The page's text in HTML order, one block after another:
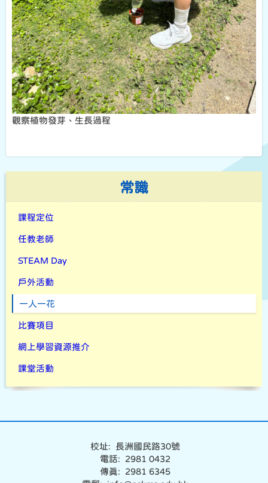
觀察植物發芽、生長過程
常識
課程定位
任教老師
STEAM Day
戶外活動
一人一花
比賽項目
網上學習資源推介
課堂活動
校址: 長洲國民路30號
電話: 2981 0432
傳真: 2981 6345